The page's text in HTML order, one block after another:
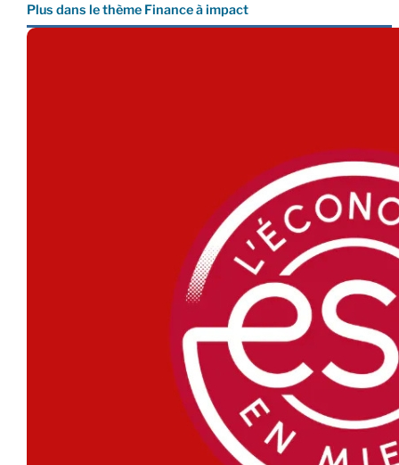
Plus dans le thème Finance à impact